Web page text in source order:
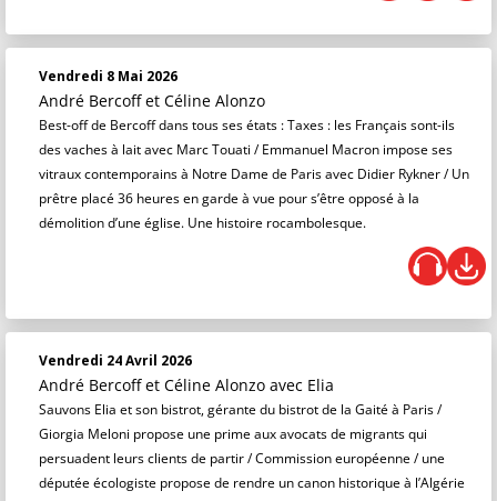
Vendredi 8 Mai 2026
André Bercoff et Céline Alonzo
Best-off de Bercoff dans tous ses états : Taxes : les Français sont-ils
des vaches à lait avec Marc Touati / Emmanuel Macron impose ses
vitraux contemporains à Notre Dame de Paris avec Didier Rykner / Un
prêtre placé 36 heures en garde à vue pour s’être opposé à la
démolition d’une église. Une histoire rocambolesque.
Vendredi 24 Avril 2026
André Bercoff et Céline Alonzo avec Elia
Sauvons Elia et son bistrot, gérante du bistrot de la Gaité à Paris /
Giorgia Meloni propose une prime aux avocats de migrants qui
persuadent leurs clients de partir / Commission européenne / une
députée écologiste propose de rendre un canon historique à l’Algérie